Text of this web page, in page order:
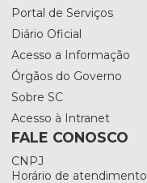
Portal de Serviços
Diário Oficial
Acesso a Informação
Órgãos do Governo
Sobre SC
Acesso à Intranet
FALE CONOSCO
CNPJ
Horário de atendimento